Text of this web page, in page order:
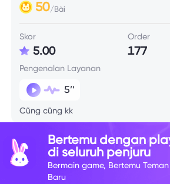
50/Bài
Skor
5.00
Order
177
Pengenalan Layanan
5’’
Cũng cũng kk
Bertemu dengan
di seluruh penjuru
Bermain game, Bertemu Teman
Baru